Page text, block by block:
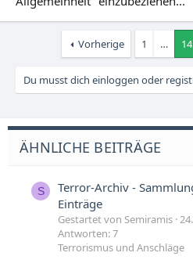
Vorherige 1 … 14
Du musst dich einloggen oder
ÄHNLICHE BEITRÄGE
S
Terror-Archiv -
Einträge
Gestartet von Semiramis
Antworten: 7
Terrorismus und Anschläge